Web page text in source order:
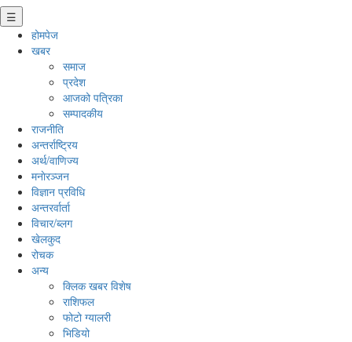
☰
होमपेज
खबर
समाज
प्रदेश
आजको पत्रिका
सम्पादकीय
राजनीति
अन्तर्राष्ट्रिय
अर्थ/वाणिज्य
मनाेरञ्जन
विज्ञान प्रविधि
अन्तरर्वार्ता
विचार/ब्लग
खेलकुद
रोचक
अन्य
क्लिक खबर विशेष
राशिफल
फोटो ग्यालरी
भिडियो